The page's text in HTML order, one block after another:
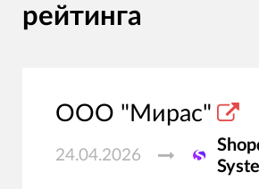
рейтинга
ООО "Мирас"
24.04.2026